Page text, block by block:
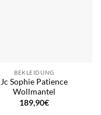
BEKLEIDUNG
Jc Sophie Patience
Wollmantel
189,90€